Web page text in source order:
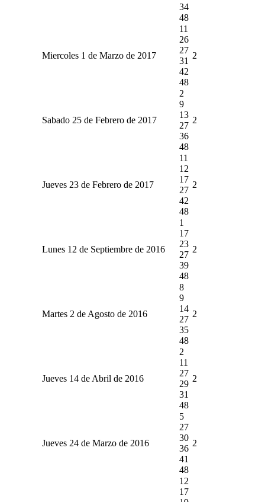
34
48
Miercoles 1 de Marzo de 2017
11
26
27
31
42
48
2
Sabado 25 de Febrero de 2017
2
9
13
27
36
48
2
Jueves 23 de Febrero de 2017
11
12
17
27
42
48
2
Lunes 12 de Septiembre de 2016
1
17
23
27
39
48
2
Martes 2 de Agosto de 2016
8
9
14
27
35
48
2
Jueves 14 de Abril de 2016
2
11
27
29
31
48
2
Jueves 24 de Marzo de 2016
5
27
30
36
41
48
2
12
17